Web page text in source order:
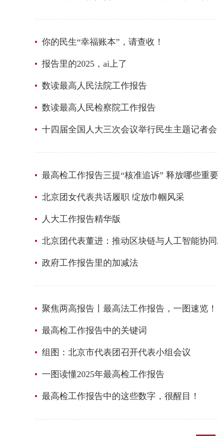
你的民生“幸福账本”，请查收！
报告里的2025，ai上了
数读最高人民法院工作报告
数读最高人民检察院工作报告
十四届全国人大三次会议举行民生主题记者会
最高检工作报告三提“核准追诉” 释放哪些重
北京团女代表共话履职 绽放巾帼风采
人大工作报告精华版
北京团代表董进：推动区块链与人工智能协
政府工作报告里的加减法
聚焦两高报告丨最高法工作报告，一图速览！
最高检工作报告中的关键词
组图：北京市代表团召开代表小组会议
一图读懂2025年最高检工作报告
最高检工作报告中的这些数字，很醒目！